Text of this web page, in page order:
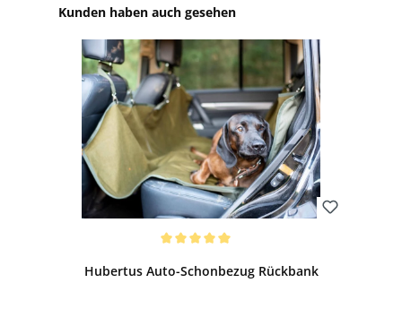
Produktgalerie überspringen
Kunden haben auch gesehen
Hubertus Auto-Schonbezug Rückbank